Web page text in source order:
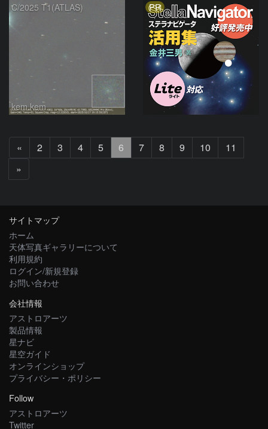
C/2025 T1(ATLAS)
kem.kem
PR
«
へ
2 3 4 5 6 7 8 9 10
11
»
へ
サイトマップ
ホーム
天体写真ギャラリーについて
利用規約
ログイン/新規登録
お問い合わせ
会社情報
アストロアーツ
製品情報
星ナビ
星空ガイド
オンラインショップ
プライバシー・ポリシー
Follow
アストロアーツ
Twitter